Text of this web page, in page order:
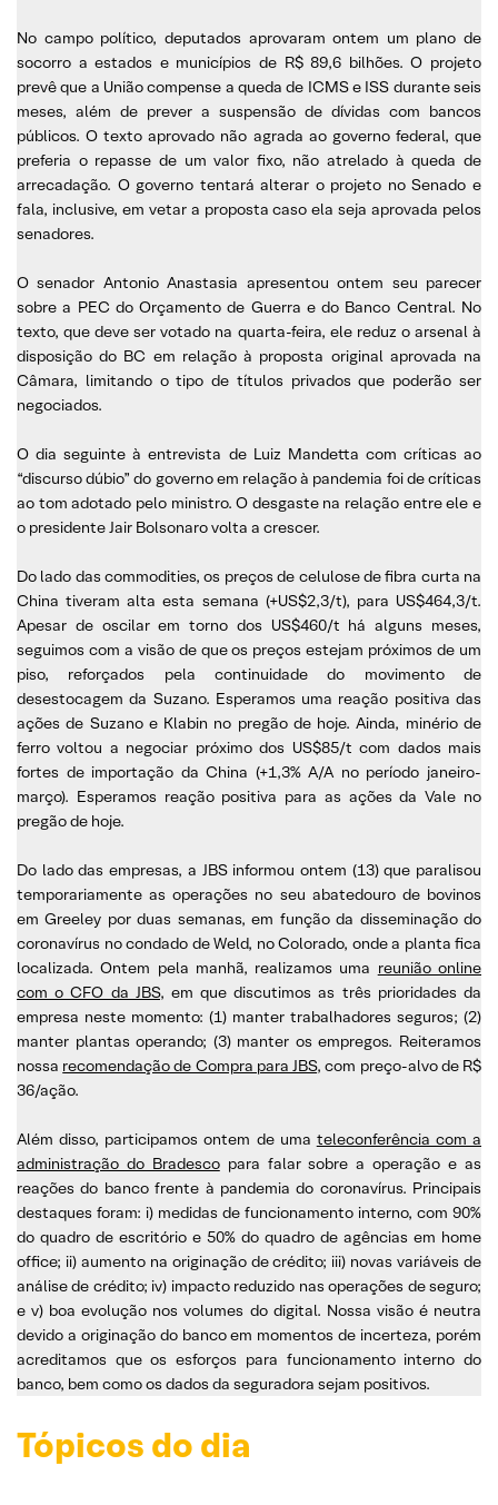
No campo político, deputados aprovaram ontem um plano de
socorro a estados e municípios de R$ 89,6 bilhões. O projeto
prevê que a União compense a queda de ICMS e ISS durante seis
meses, além de prever a suspensão de dívidas com bancos
públicos. O texto aprovado não agrada ao governo federal, que
preferia o repasse de um valor fixo, não atrelado à queda de
arrecadação. O governo tentará alterar o projeto no Senado e
fala, inclusive, em vetar a proposta caso ela seja aprovada pelos
senadores.
O senador Antonio Anastasia apresentou ontem seu parecer
sobre a PEC do Orçamento de Guerra e do Banco Central. No
texto, que deve ser votado na quarta-feira, ele reduz o arsenal à
disposição do BC em relação à proposta original aprovada na
Câmara, limitando o tipo de títulos privados que poderão ser
negociados.
O dia seguinte à entrevista de Luiz Mandetta com críticas ao
“discurso dúbio” do governo em relação à pandemia foi de críticas
ao tom adotado pelo ministro. O desgaste na relação entre ele e
o presidente Jair Bolsonaro volta a crescer.
Do lado das commodities, os preços de celulose de fibra curta na
China tiveram alta esta semana (+US$2,3/t), para US$464,3/t.
Apesar de oscilar em torno dos US$460/t há alguns meses,
seguimos com a visão de que os preços estejam próximos de um
piso, reforçados pela continuidade do movimento de
desestocagem da Suzano. Esperamos uma reação positiva das
ações de Suzano e Klabin no pregão de hoje. Ainda, minério de
ferro voltou a negociar próximo dos US$85/t com dados mais
fortes de importação da China (+1,3% A/A no período janeiro-
março). Esperamos reação positiva para as ações da Vale no
pregão de hoje.
Do lado das empresas, a JBS informou ontem (13) que paralisou
temporariamente as operações no seu abatedouro de bovinos
em Greeley por duas semanas, em função da disseminação do
coronavírus no condado de Weld, no Colorado, onde a planta fica
localizada. Ontem pela manhã, realizamos uma reunião online
com o CFO da JBS, em que discutimos as três prioridades da
empresa neste momento: (1) manter trabalhadores seguros; (2)
manter plantas operando; (3) manter os empregos. Reiteramos
nossa recomendação de Compra para JBS, com preço-alvo de R$
36/ação.
Além disso, participamos ontem de uma teleconferência com a
administração do Bradescopara falar sobre a operação e as
reações do banco frente à pandemia do coronavírus. Principais
destaques foram: i) medidas de funcionamento interno, com 90%
do quadro de escritório e 50% do quadro de agências em home
office; ii) aumento na originação de crédito; iii) novas variáveis de
análise de crédito; iv) impacto reduzido nas operações de seguro;
e v) boa evolução nos volumes do digital. Nossa visão é neutra
devido a originação do banco em momentos de incerteza, porém
acreditamos que os esforços para funcionamento interno do
banco, bem como os dados da seguradora sejam positivos.
Tópicos do dia